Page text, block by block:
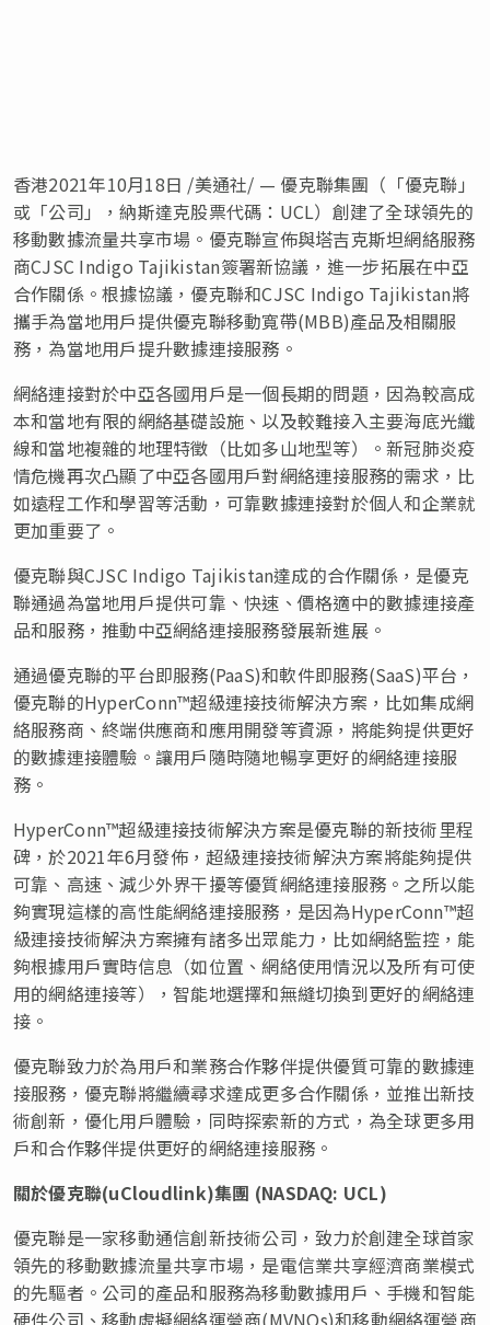
香港2021年10月18日 /美通社/ — 優克聯集團（「優克聯」
或「公司」，納斯達克股票代碼：UCL）創建了全球領先的
移動數據流量共享市場。優克聯宣佈與塔吉克斯坦網絡服務
商CJSC Indigo Tajikistan簽署新協議，進一步拓展在中亞
合作關係。根據協議，優克聯和CJSC Indigo Tajikistan將
攜手為當地用戶提供優克聯移動寬帶(MBB)產品及相關服
務，為當地用戶提升數據連接服務。
網絡連接對於中亞各國用戶是一個長期的問題，因為較高成
本和當地有限的網絡基礎設施、以及較難接入主要海底光纖
線和當地複雜的地理特徵（比如多山地型等）。新冠肺炎疫
情危機再次凸顯了中亞各國用戶對網絡連接服務的需求，比
如遠程工作和學習等活動，可靠數據連接對於個人和企業就
更加重要了。
優克聯與CJSC Indigo Tajikistan達成的合作關係，是優克
聯通過為當地用戶提供可靠、快速、價格適中的數據連接產
品和服務，推動中亞網絡連接服務發展新進展。
通過優克聯的平台即服務(PaaS)和軟件即服務(SaaS)平台，
優克聯的HyperConn™超級連接技術解決方案，比如集成網
絡服務商、終端供應商和應用開發等資源，將能夠提供更好
的數據連接體驗。讓用戶隨時隨地暢享更好的網絡連接服
務。
HyperConn™超級連接技術解決方案是優克聯的新技術里程
碑，於2021年6月發佈，超級連接技術解決方案將能夠提供
可靠、高速、減少外界干擾等優質網絡連接服務。之所以能
夠實現這樣的高性能網絡連接服務，是因為HyperConn™超
級連接技術解決方案擁有諸多出眾能力，比如網絡監控，能
夠根據用戶實時信息（如位置、網絡使用情況以及所有可使
用的網絡連接等），智能地選擇和無縫切換到更好的網絡連
接。
優克聯致力於為用戶和業務合作夥伴提供優質可靠的數據連
接服務，優克聯將繼續尋求達成更多合作關係，並推出新技
術創新，優化用戶體驗，同時探索新的方式，為全球更多用
戶和合作夥伴提供更好的網絡連接服務。
關於優克聯(uCloudlink)集團 (NASDAQ: UCL)
優克聯是一家移動通信創新技術公司，致力於創建全球首家
領先的移動數據流量共享市場，是電信業共享經濟商業模式
的先驅者。公司的產品和服務為移動數據用戶、手機和智能
硬件公司、移動虛擬網絡運營商(MVNOs)和移動網絡運營商